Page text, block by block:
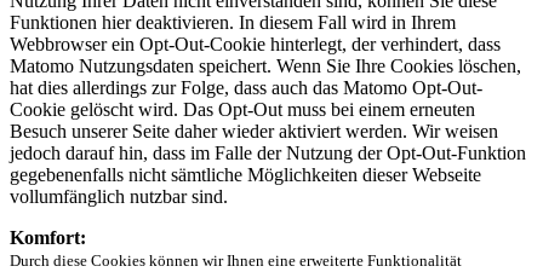
Funktionen hier deaktivieren. In diesem Fall wird in Ihrem
Webbrowser ein Opt-Out-Cookie hinterlegt, der verhindert, dass
Matomo Nutzungsdaten speichert. Wenn Sie Ihre Cookies löschen,
hat dies allerdings zur Folge, dass auch das Matomo Opt-Out-
Cookie gelöscht wird. Das Opt-Out muss bei einem erneuten
Besuch unserer Seite daher wieder aktiviert werden. Wir weisen
jedoch darauf hin, dass im Falle der Nutzung der Opt-Out-Funktion
gegebenenfalls nicht sämtliche Möglichkeiten dieser Webseite
vollumfänglich nutzbar sind.
Komfort:
Durch diese Cookies können wir Ihnen eine erweiterte Funktionalität